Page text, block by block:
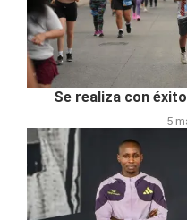
Se realiza con
5